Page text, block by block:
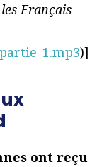
Français
)]
ont reçu